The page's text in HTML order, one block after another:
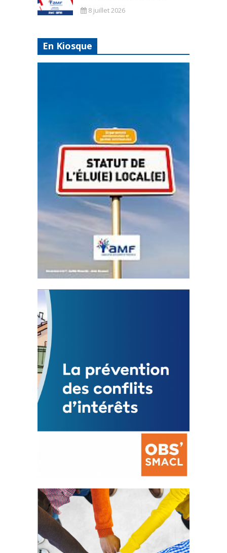
8 juillet 2026
En Kiosque
Statut de l’élu local
3 avril 2024
Mise à jour avril 2024
FEUILLETER
La prévention des conflits
d’intérêts
18 septembre 2023
FEUILLETER